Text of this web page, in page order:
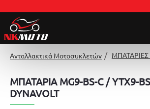
Ανταλλακτικά Μοτοσυκλετών ΜΠΑΤΑΡΙΕΣ
ΜΠΑΤΑΡΙΑ MG9-BS-C / YTX9-
DYNAVOLT